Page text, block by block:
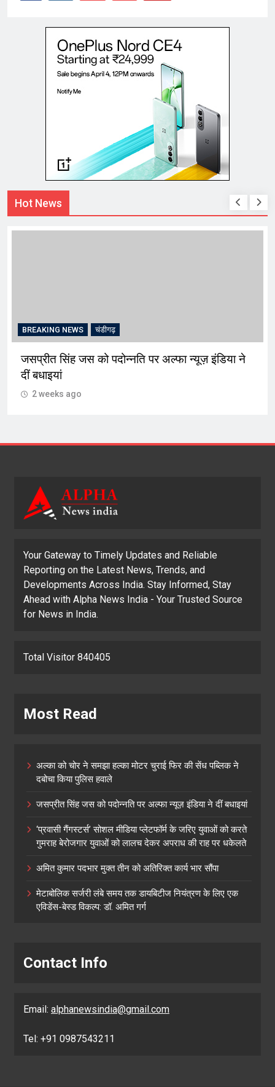
Hot News
CRIME चंडीगढ़
‘प्रवासी गैंगस्टर्स’ सोशल मीडिया प्लेटफॉर्म के जरिए युवाओं
को करते गुमराह बेरोजगार युवाओं को लालच देकर अपराध
की राह पर धकेलते
Your Gateway to Timely Updates and Reliable
Reporting on the Latest News, Trends, and
Developments Across India. Stay Informed, Stay
Ahead with Alpha News India - Your Trusted Source
for News in India.
Total Visitor 840405
Most Read
अल्का को चोर ने समझा हल्का मोटर चुराई फिर की सेंध पब्लिक ने
दबोचा किया पुलिस हवाले
जसप्रीत सिंह जस को पदोन्नति पर अल्फा न्यूज़ इंडिया ने दीं बधाइयां
‘प्रवासी गैंगस्टर्स’ सोशल मीडिया प्लेटफॉर्म के जरिए युवाओं को करते
गुमराह बेरोजगार युवाओं को लालच देकर अपराध की राह पर धकेलते
अमित कुमार पदभार मुक्त तीन को अतिरिक्त कार्य भार सौंपा
मेटाबोलिक सर्जरी लंबे समय तक डायबिटीज नियंत्रण के लिए एक
एविडेंस-बेस्ड विकल्प: डॉ. अमित गर्ग
Contact Info
Email: alphanewsindia@gmail.com
Tel: +91 0987543211